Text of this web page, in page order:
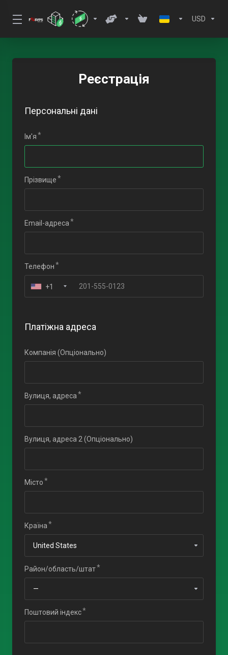
USD
Реєстрація
Персональні дані
Ім'я
Прізвище
Email-адреса
Телефон
+1
Платіжна адреса
Компанія (Опціонально)
Вулиця, адреса
Вулиця, адреса 2 (Опціонально)
Місто
Країна
Район/область/штат
Поштовий індекс